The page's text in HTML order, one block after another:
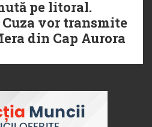
pe litoral.
Cuza vor transmite
din Cap Aurora